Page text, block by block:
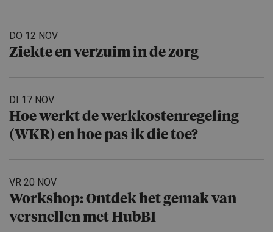
DO 12 NOV
Ziekte en verzuim in de zorg
DI 17 NOV
Hoe werkt de werkkosten­re­ge­ling
(WKR) en hoe pas ik die toe?
VR 20 NOV
Workshop: Ontdek het gemak van
versnellen met HubBI